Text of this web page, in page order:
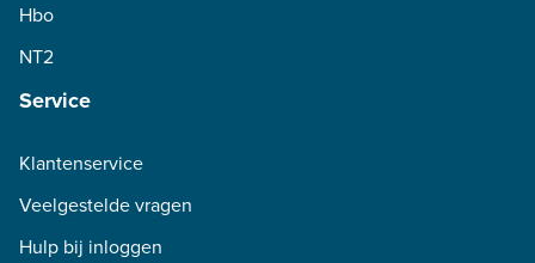
Hbo
NT2
Service
Klantenservice
Veelgestelde vragen
Hulp bij inloggen